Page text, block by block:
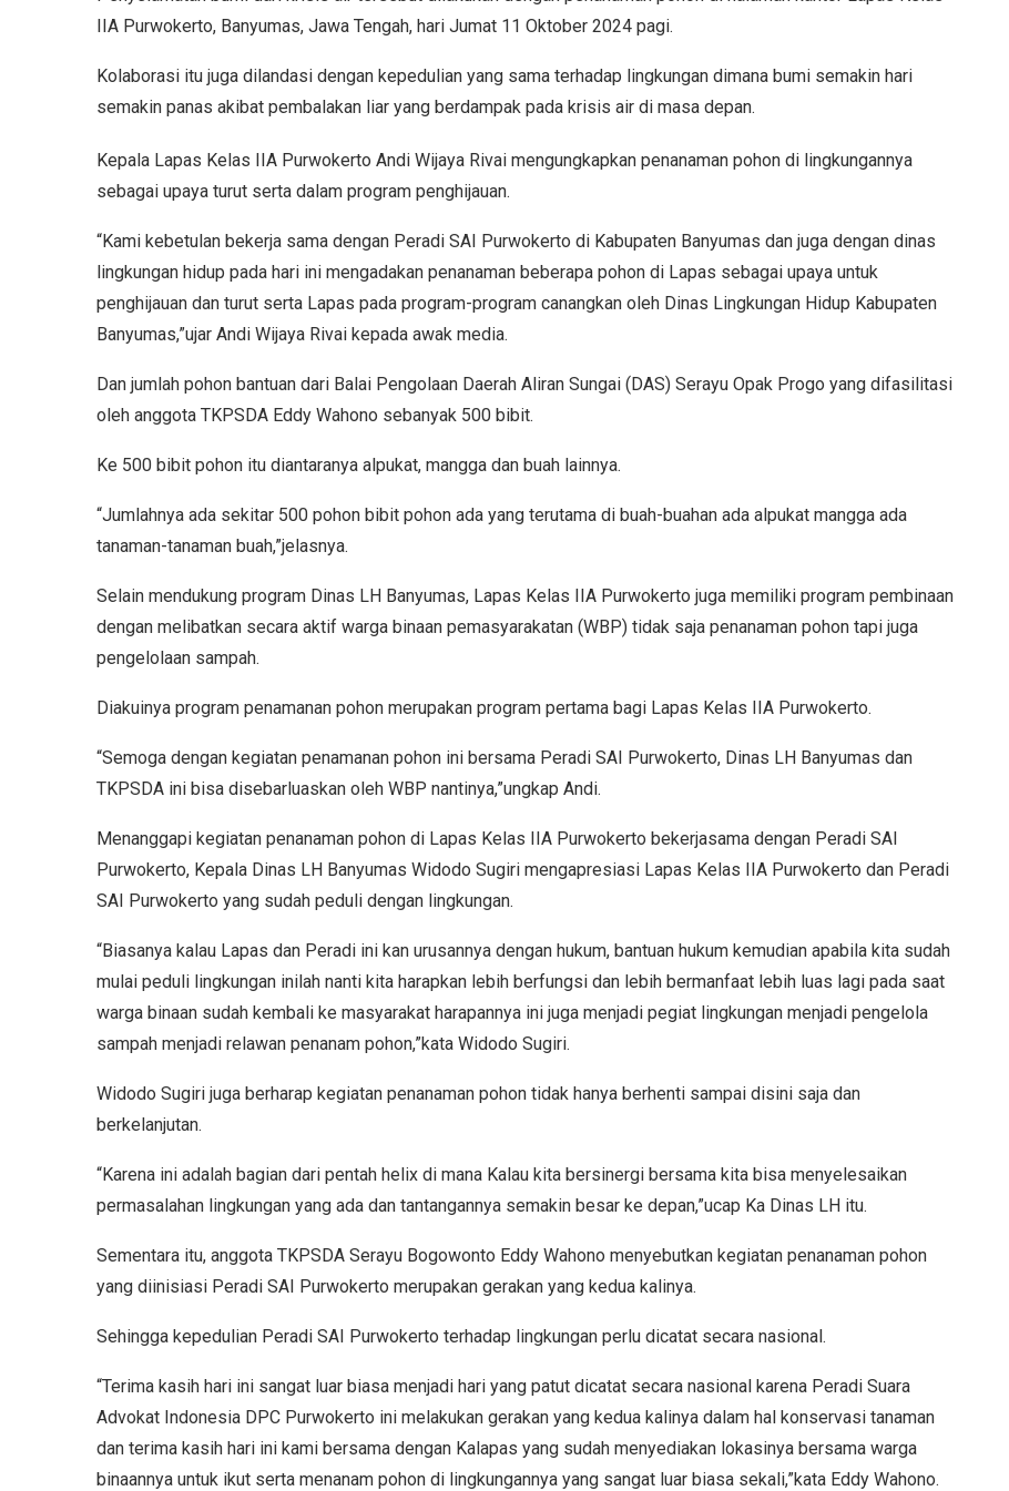
IIA Purwokerto, Banyumas, Jawa Tengah, hari Jumat 11 Oktober 2024 pagi.
Kolaborasi itu juga dilandasi dengan kepedulian yang sama terhadap lingkungan dimana bumi semakin hari
semakin panas akibat pembalakan liar yang berdampak pada krisis air di masa depan.
Kepala Lapas Kelas IIA Purwokerto Andi Wijaya Rivai mengungkapkan penanaman pohon di lingkungannya
sebagai upaya turut serta dalam program penghijauan.
“Kami kebetulan bekerja sama dengan Peradi SAI Purwokerto di Kabupaten Banyumas dan juga dengan dinas
lingkungan hidup pada hari ini mengadakan penanaman beberapa pohon di Lapas sebagai upaya untuk
penghijauan dan turut serta Lapas pada program-program canangkan oleh Dinas Lingkungan Hidup Kabupaten
Banyumas,”ujar Andi Wijaya Rivai kepada awak media.
Dan jumlah pohon bantuan dari Balai Pengolaan Daerah Aliran Sungai (DAS) Serayu Opak Progo yang difasilitasi
oleh anggota TKPSDA Eddy Wahono sebanyak 500 bibit.
Ke 500 bibit pohon itu diantaranya alpukat, mangga dan buah lainnya.
“Jumlahnya ada sekitar 500 pohon bibit pohon ada yang terutama di buah-buahan ada alpukat mangga ada
tanaman-tanaman buah,”jelasnya.
Selain mendukung program Dinas LH Banyumas, Lapas Kelas IIA Purwokerto juga memiliki program pembinaan
dengan melibatkan secara aktif warga binaan pemasyarakatan (WBP) tidak saja penanaman pohon tapi juga
pengelolaan sampah.
Diakuinya program penamanan pohon merupakan program pertama bagi Lapas Kelas IIA Purwokerto.
“Semoga dengan kegiatan penamanan pohon ini bersama Peradi SAI Purwokerto, Dinas LH Banyumas dan
TKPSDA ini bisa disebarluaskan oleh WBP nantinya,”ungkap Andi.
Menanggapi kegiatan penanaman pohon di Lapas Kelas IIA Purwokerto bekerjasama dengan Peradi SAI
Purwokerto, Kepala Dinas LH Banyumas Widodo Sugiri mengapresiasi Lapas Kelas IIA Purwokerto dan Peradi
SAI Purwokerto yang sudah peduli dengan lingkungan.
“Biasanya kalau Lapas dan Peradi ini kan urusannya dengan hukum, bantuan hukum kemudian apabila kita sudah
mulai peduli lingkungan inilah nanti kita harapkan lebih berfungsi dan lebih bermanfaat lebih luas lagi pada saat
warga binaan sudah kembali ke masyarakat harapannya ini juga menjadi pegiat lingkungan menjadi pengelola
sampah menjadi relawan penanam pohon,”kata Widodo Sugiri.
Widodo Sugiri juga berharap kegiatan penanaman pohon tidak hanya berhenti sampai disini saja dan
berkelanjutan.
“Karena ini adalah bagian dari pentah helix di mana Kalau kita bersinergi bersama kita bisa menyelesaikan
permasalahan lingkungan yang ada dan tantangannya semakin besar ke depan,”ucap Ka Dinas LH itu.
Sementara itu, anggota TKPSDA Serayu Bogowonto Eddy Wahono menyebutkan kegiatan penanaman pohon
yang diinisiasi Peradi SAI Purwokerto merupakan gerakan yang kedua kalinya.
Sehingga kepedulian Peradi SAI Purwokerto terhadap lingkungan perlu dicatat secara nasional.
“Terima kasih hari ini sangat luar biasa menjadi hari yang patut dicatat secara nasional karena Peradi Suara
Advokat Indonesia DPC Purwokerto ini melakukan gerakan yang kedua kalinya dalam hal konservasi tanaman
dan terima kasih hari ini kami bersama dengan Kalapas yang sudah menyediakan lokasinya bersama warga
binaannya untuk ikut serta menanam pohon di lingkungannya yang sangat luar biasa sekali,”kata Eddy Wahono.